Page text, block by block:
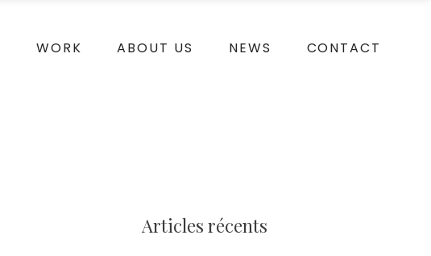
WORK ABOUT US NEWS CONTACT
Articles récents